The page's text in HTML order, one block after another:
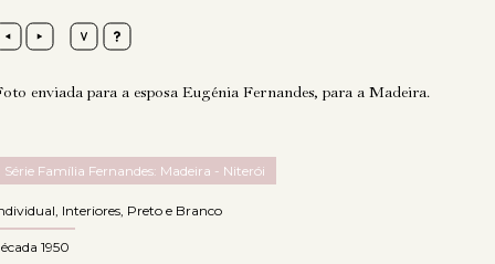
enviada para a esposa Eugénia Fernandes, para a Madeira.
Série Família Fernandes: Madeira - Niterói
, Interiores, Preto e Branco
1950